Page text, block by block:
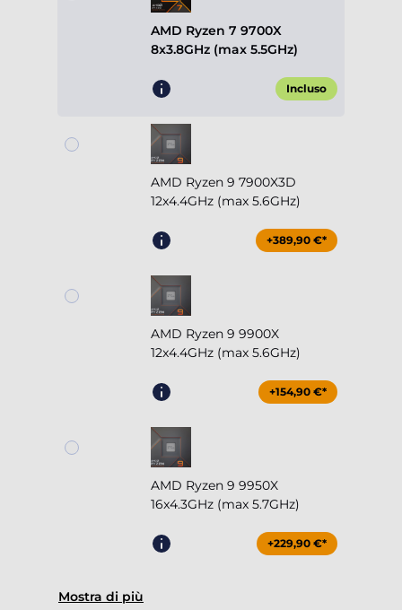
AMD Ryzen 7 9700X
8x3.8GHz (max 5.5GHz)
Incluso
AMD Ryzen 9 7900X3D
12x4.4GHz (max 5.6GHz)
+389,90 €*
AMD Ryzen 9 9900X
12x4.4GHz (max 5.6GHz)
+154,90 €*
AMD Ryzen 9 9950X
16x4.3GHz (max 5.7GHz)
+229,90 €*
Mostra di più